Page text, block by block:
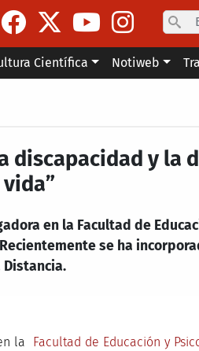
Científica Notiweb
discapacidad y la
en la Facultad de
se ha
Distancia.
la Facultad de Educación y